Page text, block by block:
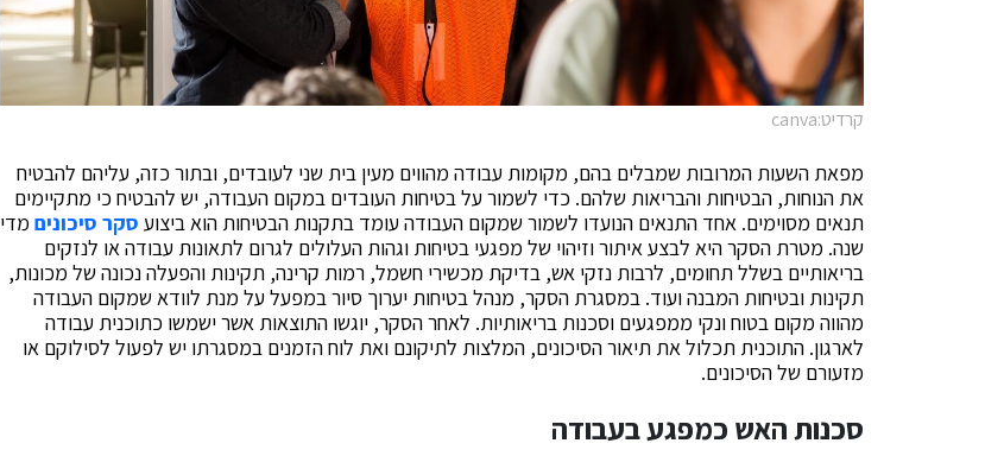
קרדיט:canva
מפאת השעות המרובות שמבלים בהם, מקומות עבודה מהווים מעין בית שני לעובדים, ובתור כזה, עליהם להבטיח
את הנוחות, הבטיחות והבריאות שלהם. כדי לשמור על בטיחות העובדים במקום העבודה, יש להבטיח כי מתקיימים
תנאים מסוימים. אחד התנאים הנועדו לשמור שמקום העבודה עומד בתקנות הבטיחות הוא ביצוע סקר סיכונים מדי
שנה. מטרת הסקר היא לבצע איתור וזיהוי של מפגעי בטיחות וגהות העלולים לגרום לתאונות עבודה או לנזקים
בריאותיים בשלל תחומים, לרבות נזקי אש, בדיקת מכשירי חשמל, רמות קרינה, תקינות והפעלה נכונה של מכונות,
תקינות ובטיחות המבנה ועוד. במסגרת הסקר, מנהל בטיחות יערוך סיור במפעל על מנת לוודא שמקום העבודה
מהווה מקום בטוח ונקי ממפגעים וסכנות בריאותיות. לאחר הסקר, יוגשו התוצאות אשר ישמשו כתוכנית עבודה
לארגון. התוכנית תכלול את תיאור הסיכונים, המלצות לתיקונם ואת לוח הזמנים במסגרתו יש לפעול לסילוקם או
מזעורם של הסיכונים.
סכנות האש כמפגע בעבודה